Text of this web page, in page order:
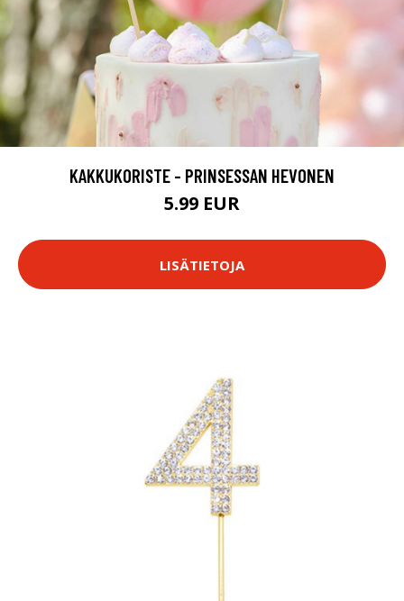
KAKKUKORISTE - PRINSESSAN HEVONEN
5.99 EUR
LISÄTIETOJA